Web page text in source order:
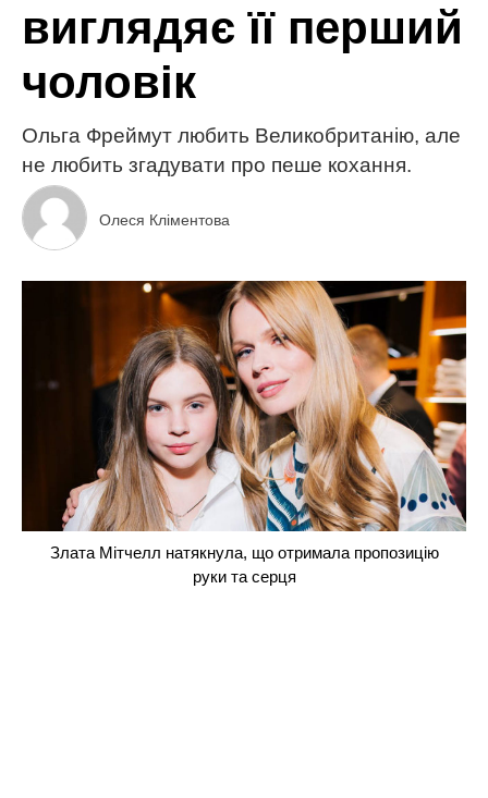
виглядяє її перший
чоловік
Ольга Фреймут любить Великобританію, але
не любить згадувати про пеше кохання.
Олеся Кліментова
Злата Мітчелл натякнула, що отримала пропозицію
руки та серця